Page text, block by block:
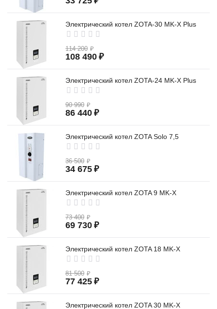
Электрический котел ZOTA-30 MK-X Plus
114 200 ₽
108 490 ₽
Электрический котел ZOTA-24 MK-X Plus
90 990 ₽
86 440 ₽
Электрический котел ZOTA Solo 7,5
36 500 ₽
34 675 ₽
Электрический котел ZOTA 9 MK-X
73 400 ₽
69 730 ₽
Электрический котел ZOTA 18 MK-X
81 500 ₽
77 425 ₽
Электрический котел ZOTA 30 MK-X